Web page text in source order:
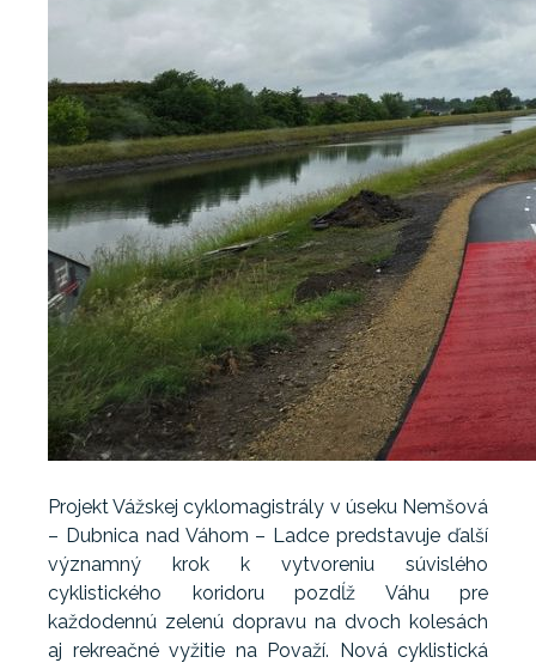
Projekt Vážskej cyklomagistrály v úseku Nemšová
– Dubnica nad Váhom – Ladce predstavuje ďalší
významný krok k vytvoreniu súvislého
cyklistického koridoru pozdĺž Váhu pre
každodennú zelenú dopravu na dvoch kolesách
aj rekreačné vyžitie na Považí. Nová cyklistická